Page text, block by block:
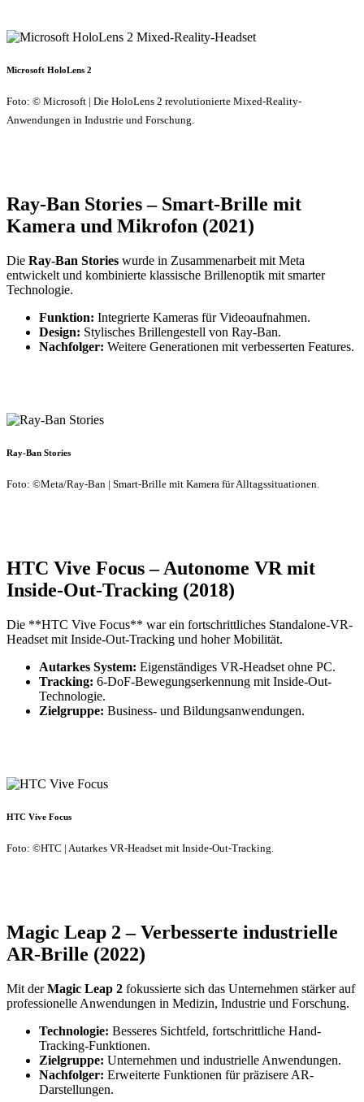
Microsoft HoloLens 2
Foto: © Microsoft | Die HoloLens 2 revolutionierte Mixed-Reality-
Anwendungen in Industrie und Forschung.
Ray-Ban Stories – Smart-Brille mit
Kamera und Mikrofon (2021)
Die Ray-Ban Stories wurde in Zusammenarbeit mit Meta
entwickelt und kombinierte klassische Brillenoptik mit smarter
Technologie.
Funktion: Integrierte Kameras für Videoaufnahmen.
Design: Stylisches Brillengestell von Ray-Ban.
Nachfolger: Weitere Generationen mit verbesserten Features.
Ray-Ban Stories
Foto: ©Meta/Ray-Ban | Smart-Brille mit Kamera für Alltagssituationen.
HTC Vive Focus – Autonome VR mit
Inside-Out-Tracking (2018)
Die **HTC Vive Focus** war ein fortschrittliches Standalone-VR-
Headset mit Inside-Out-Tracking und hoher Mobilität.
Autarkes System: Eigenständiges VR-Headset ohne PC.
Tracking: 6-DoF-Bewegungserkennung mit Inside-Out-
Technologie.
Zielgruppe: Business- und Bildungsanwendungen.
HTC Vive Focus
Foto: ©HTC | Autarkes VR-Headset mit Inside-Out-Tracking.
Magic Leap 2 – Verbesserte industrielle
AR-Brille (2022)
Mit derMagic Leap 2 fokussierte sich das Unternehmen stärker auf
professionelle Anwendungen in Medizin, Industrie und Forschung.
Technologie: Besseres Sichtfeld, fortschrittliche Hand-
Tracking-Funktionen.
Zielgruppe: Unternehmen und industrielle Anwendungen.
Nachfolger: Erweiterte Funktionen für präzisere AR-
Darstellungen.